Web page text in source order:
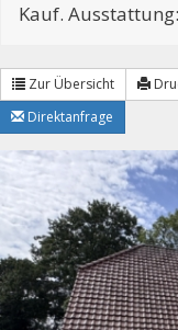
Kauf.
Zur Übersicht
Direktanfrage